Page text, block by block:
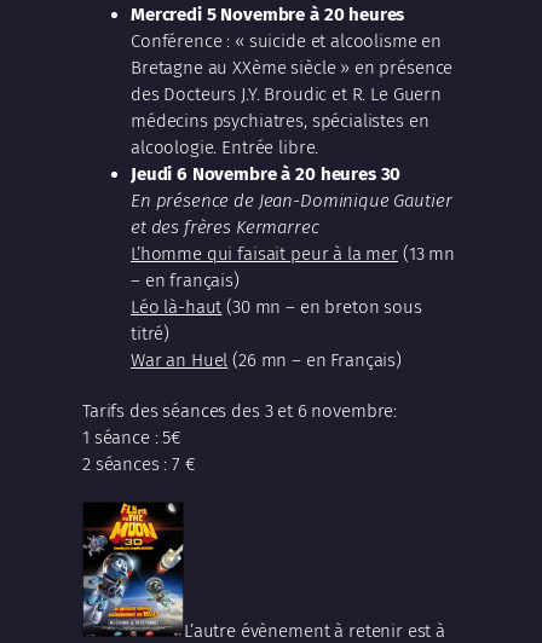
Mercredi 5 Novembre à 20 heures
Conférence : « suicide et alcoolisme en
Bretagne au XXème siècle » en présence
des Docteurs J.Y. Broudic et R. Le Guern
médecins psychiatres, spécialistes en
alcoologie. Entrée libre.
Jeudi 6 Novembre à 20 heures 30
En présence de Jean-Dominique Gautier
et des frères Kermarrec
L’homme qui faisait peur à la mer (13 mn
– en français)
Léo là-haut (30 mn – en breton sous
titré)
War an Huel (26 mn – en Français)
Tarifs des séances des 3 et 6 novembre:
1 séance : 5€
2 séances : 7 €
L’autre évènement à retenir est à